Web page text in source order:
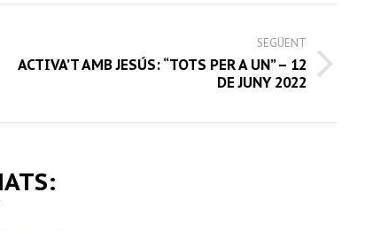
SEGÜENT
NextACTIVA’T AMB JESÚS: “TOTS PER A UN” – 12
DE JUNY 2022